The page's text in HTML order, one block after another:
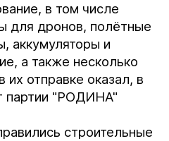
в том числе
для дронов, полётные
аккумуляторы и
а также несколько
отправке оказал, в
партии "РОДИНА"
строительные